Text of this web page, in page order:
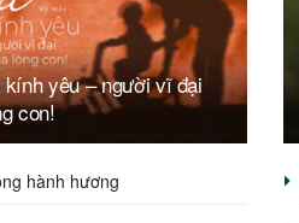
yêu – người vĩ đại
con!
hành hương